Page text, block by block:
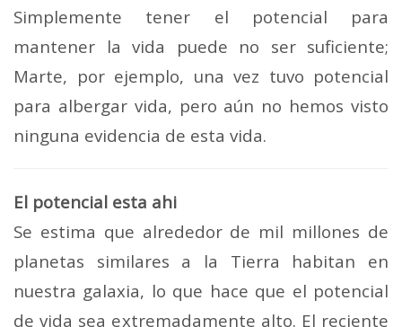
Simplemente tener el potencial para
mantener la vida puede no ser suficiente;
Marte, por ejemplo, una vez tuvo potencial
para albergar vida, pero aún no hemos visto
ninguna evidencia de esta vida.
El potencial esta ahi
Se estima que alrededor de mil millones de
planetas similares a la Tierra habitan en
nuestra galaxia, lo que hace que el potencial
de vida sea extremadamente alto. El reciente